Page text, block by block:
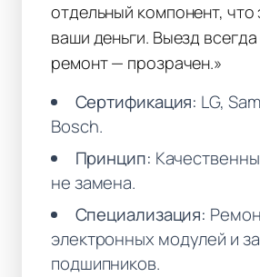
отдельный компонент, что
ваши деньги. Выезд
ремонт — прозрачен.»
Сертификация: LG,
Bosch.
Принцип:
не замена.
Специализация:
электронных модулей и
подшипников.